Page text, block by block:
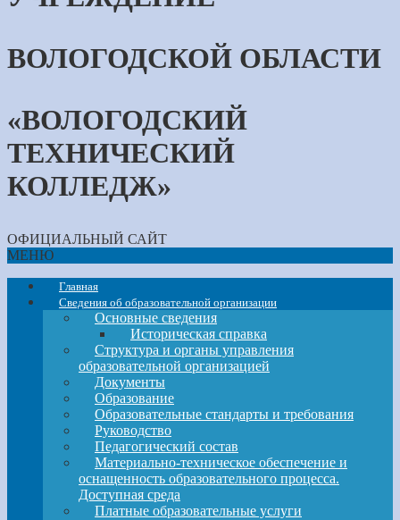
ВОЛОГОДСКОЙ ОБЛАСТИ
«ВОЛОГОДСКИЙ
ТЕХНИЧЕСКИЙ
КОЛЛЕДЖ»
ОФИЦИАЛЬНЫЙ САЙТ
МЕНЮ
Главная
Сведения об образовательной организации
Основные сведения
Историческая справка
Структура и органы управления
образовательной организацией
Документы
Образование
Образовательные стандарты и требования
Руководство
Педагогический состав
Материально-техническое обеспечение и
оснащенность образовательного процесса.
Доступная среда
Платные образовательные услуги